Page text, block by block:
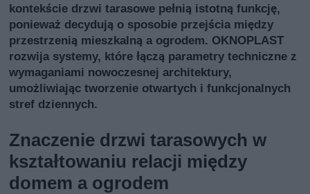
kontekście drzwi tarasowe pełnią istotną funkcję,
ponieważ decydują o sposobie przejścia między
przestrzenią mieszkalną a ogrodem. OKNOPLAST
rozwija systemy, które łączą parametry techniczne z
wymaganiami nowoczesnej architektury,
umożliwiając tworzenie otwartych i funkcjonalnych
stref dziennych.
Znaczenie drzwi tarasowych w
kształtowaniu relacji między
domem a ogrodem